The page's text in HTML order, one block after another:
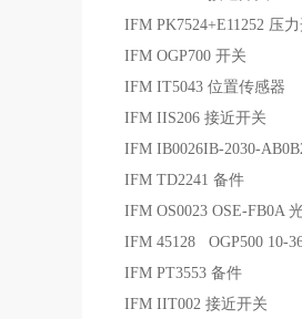
IFM PK7524+E11252 压
IFM OGP700 开关
IFM IT5043 位置传感器
IFM IIS206 接近开关
IFM IB0026IB-2030-
IFM TD2241 备件
IFM OS0023 OSE-FB0A
IFM 45128 OGP500 10-
IFM PT3553 备件
IFM IIT002 接近开关